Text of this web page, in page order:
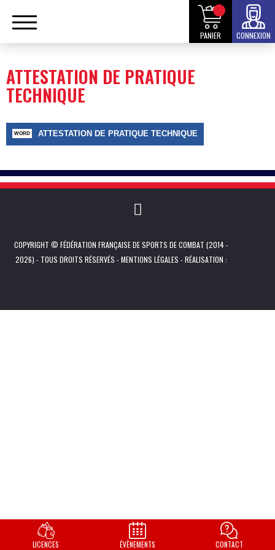
PANIER CONNEXION
ATTESTATION DE PRATIQUE
TECHNIQUE
ATTESTATION DE PRATIQUE TECHNIQUE
COPYRIGHT © FÉDÉRATION FRANÇAISE DE SPORTS DE COMBAT (2014 -
2026) - TOUS DROITS RÉSERVÉS -MENTIONS LÉGALES - RÉALISATION :
LICENCES ÉVÈNEMENTS CONTACT